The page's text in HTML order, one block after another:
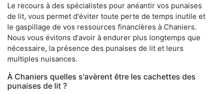
Le recours à des spécialistes pour anéantir vos punaises
de lit, vous permet d'éviter toute perte de temps inutile et
le gaspillage de vos ressources financières à Chaniers.
Nous vous évitons d'avoir à endurer plus longtemps que
nécessaire, la présence des punaises de lit et leurs
multiples nuisances.
À Chaniers quelles s'avèrent être les cachettes des
punaises de lit ?